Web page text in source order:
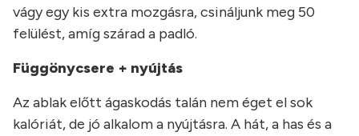
vágy egy kis extra mozgásra, csináljunk meg 50
felülést, amíg szárad a padló.
Függönycsere + nyújtás
Az ablak előtt ágaskodás talán nem éget el sok
kalóriát, de jó alkalom a nyújtásra. A hát, a has és a